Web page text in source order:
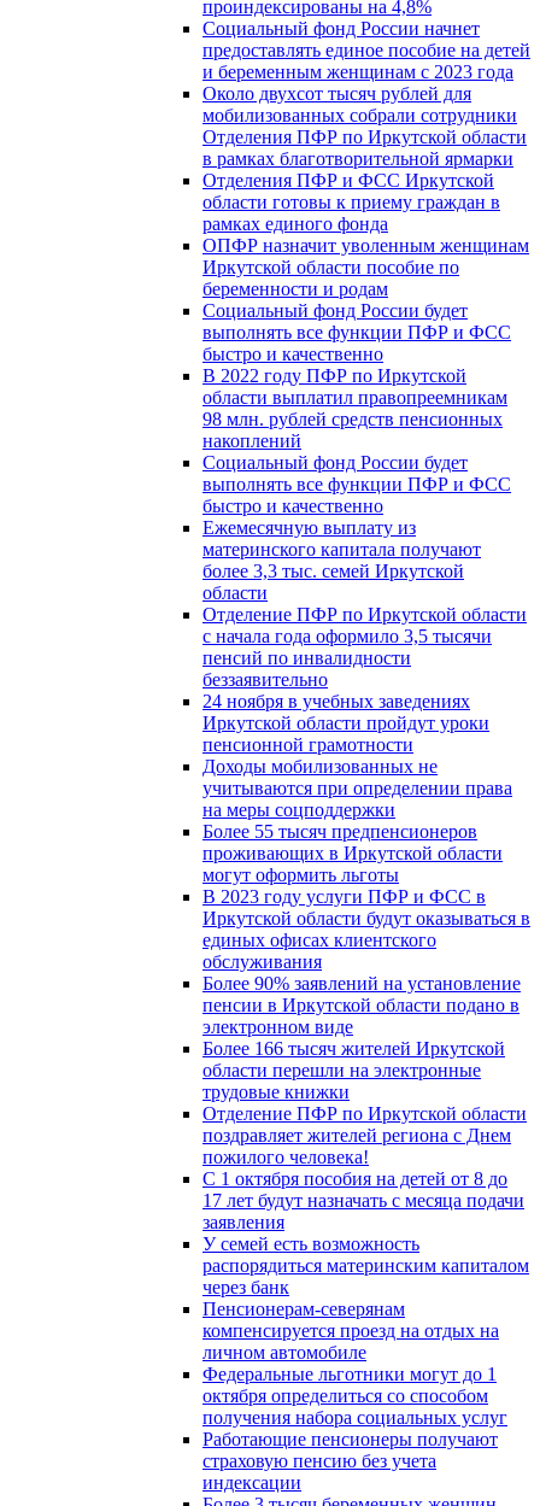
проиндексированы на 4,8%
Социальный фонд России начнет
предоставлять единое пособие на детей
и беременным женщинам с 2023 года
Около двухсот тысяч рублей для
мобилизованных собрали сотрудники
Отделения ПФР по Иркутской области
в рамках благотворительной ярмарки
Отделения ПФР и ФСС Иркутской
области готовы к приему граждан в
рамках единого фонда
ОПФР назначит уволенным женщинам
Иркутской области пособие по
беременности и родам
Социальный фонд России будет
выполнять все функции ПФР и ФСС
быстро и качественно
В 2022 году ПФР по Иркутской
области выплатил правопреемникам
98 млн. рублей средств пенсионных
накоплений
Социальный фонд России будет
выполнять все функции ПФР и ФСС
быстро и качественно
Ежемесячную выплату из
материнского капитала получают
более 3,3 тыс. семей Иркутской
области
Отделение ПФР по Иркутской области
с начала года оформило 3,5 тысячи
пенсий по инвалидности
беззаявительно
24 ноября в учебных заведениях
Иркутской области пройдут уроки
пенсионной грамотности
Доходы мобилизованных не
учитываются при определении права
на меры соцподдержки
Более 55 тысяч предпенсионеров
проживающих в Иркутской области
могут оформить льготы
В 2023 году услуги ПФР и ФСС в
Иркутской области будут оказываться в
единых офисах клиентского
обслуживания
Более 90% заявлений на установление
пенсии в Иркутской области подано в
электронном виде
Более 166 тысяч жителей Иркутской
области перешли на электронные
трудовые книжки
Отделение ПФР по Иркутской области
поздравляет жителей региона с Днем
пожилого человека!
С 1 октября пособия на детей от 8 до
17 лет будут назначать с месяца подачи
заявления
У семей есть возможность
распорядиться материнским капиталом
через банк
Пенсионерам-северянам
компенсируется проезд на отдых на
личном автомобиле
Федеральные льготники могут до 1
октября определиться со способом
получения набора социальных услуг
Работающие пенсионеры получают
страховую пенсию без учета
индексации